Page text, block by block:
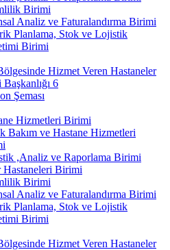
Birimi
Analiz ve Faturalandırma Birimi
Planlama, Stok ve Lojistik
Birimi
Hizmet Veren Hastaneler
6
Şeması
Hizmetleri Birimi
Bakım ve Hastane Hizmetleri
,Analiz ve Raporlama Birimi
Hastaneleri Birimi
Birimi
Analiz ve Faturalandırma Birimi
Planlama, Stok ve Lojistik
Birimi
Hizmet Veren Hastaneler